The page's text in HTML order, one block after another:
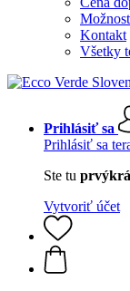
Kontakt
Všetky
Prihlásiť sa
Prihlásiť sa
Ste tu
Vytvoriť účet